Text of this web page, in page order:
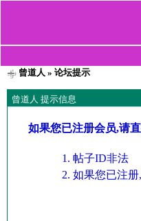
曾道人 » 论坛提示
曾道人 提示信息
如果您已注册会员,请
帖子ID非法
如果您已注